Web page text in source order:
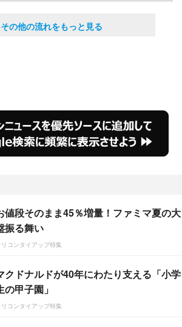
の他の流れをもっと見る
値段そのまま45％増量！ファミマ夏の大
振る舞い
リコンタイアップ特集
クドナルドが40年にわたり支える「小学
の甲子園」
リコンタイアップ特集